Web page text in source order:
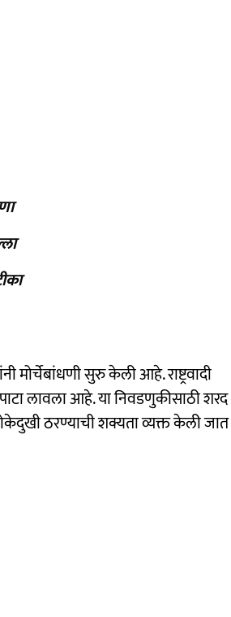
मोर्चेबांधणी सुरु केली आहे. राष्ट्रवादी
लावला आहे. या निवडणुकीसाठी शरद
ठरण्याची शक्यता व्यक्त केली जात